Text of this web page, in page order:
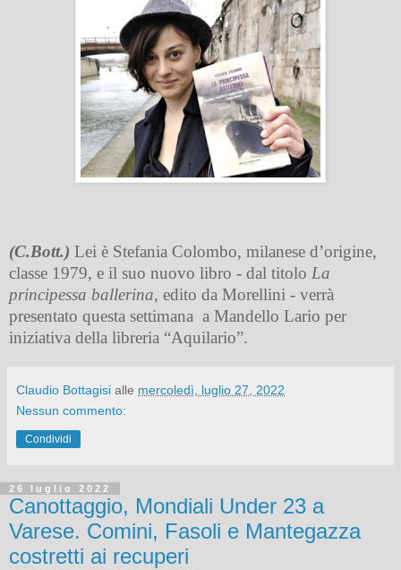
(C.Bott.) Lei è Stefania Colombo, milanese d’origine,
classe 1979, e il suo nuovo libro - dal titolo La
principessa ballerina, edito da Morellini - verrà
presentato questa settimana a Mandello Lario per
iniziativa della libreria “Aquilario”.
Claudio Bottagisi alle mercoledì, luglio 27, 2022
Nessun commento:
Condividi
26 luglio 2022
Canottaggio, Mondiali Under 23 a
Varese. Comini, Fasoli e Mantegazza
costretti ai recuperi